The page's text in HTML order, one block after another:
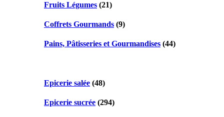
Fruits Légumes (21)
Coffrets Gourmands (9)
Pains, Pâtisseries et Gourmandises (44)
Epicerie salée (48)
Epicerie sucrée (294)